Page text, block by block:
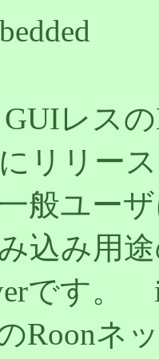
GUIレス
リリー
般ユー
込み用
です。
Roonネ